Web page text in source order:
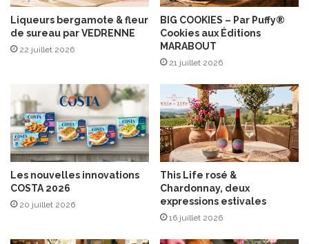
®
”
p
a
ë
m
i
e
A
n
d
r
a
l
e
Liqueurs bergamote & fleur
de sureau par VEDRENNE
22 juillet 2026
BIG COOKIES – Par Puffy®
Cookies aux Éditions
MARABOUT
21 juillet 2026
Les nouvelles innovations
COSTA 2026
20 juillet 2026
This Life rosé &
Chardonnay, deux
expressions estivales
16 juillet 2026